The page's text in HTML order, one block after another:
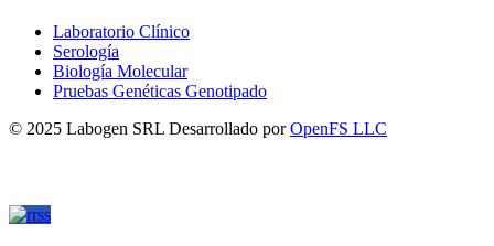
Laboratorio Clínico
Serología
Biología Molecular
Pruebas Genéticas Genotipado
© 2025 Labogen SRL Desarrollado porOpenFS LLC